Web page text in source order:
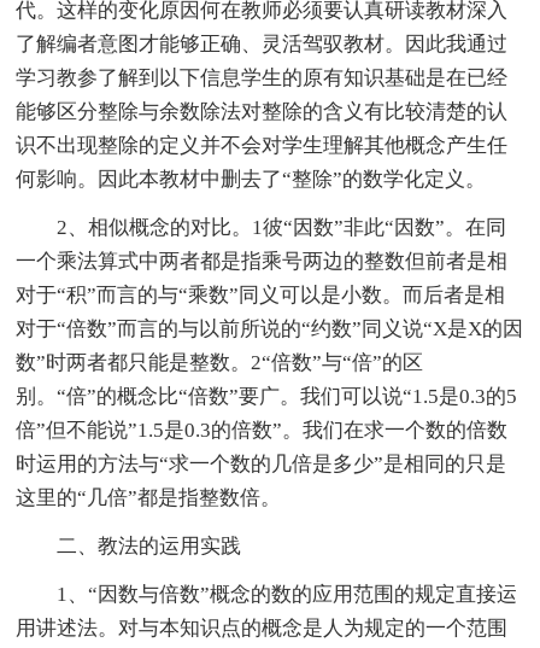
代。这样的变化原因何在教师必须要认真研读教材深入
了解编者意图才能够正确、灵活驾驭教材。因此我通过
学习教参了解到以下信息学生的原有知识基础是在已经
能够区分整除与余数除法对整除的含义有比较清楚的认
识不出现整除的定义并不会对学生理解其他概念产生任
何影响。因此本教材中删去了“整除”的数学化定义。
2、相似概念的对比。1彼“因数”非此“因数”。在同
一个乘法算式中两者都是指乘号两边的整数但前者是相
对于“积”而言的与“乘数”同义可以是小数。而后者是相
对于“倍数”而言的与以前所说的“约数”同义说“X是X的因
数”时两者都只能是整数。2“倍数”与“倍”的区
别。“倍”的概念比“倍数”要广。我们可以说“1.5是0.3的5
倍”但不能说”1.5是0.3的倍数”。我们在求一个数的倍数
时运用的方法与“求一个数的几倍是多少”是相同的只是
这里的“几倍”都是指整数倍。
二、教法的运用实践
1、“因数与倍数”概念的数的应用范围的规定直接运
用讲述法。对与本知识点的概念是人为规定的一个范围